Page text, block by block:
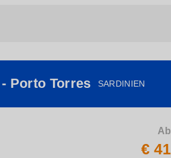
- Porto Torres SARDINIEN
Ab
€ 41